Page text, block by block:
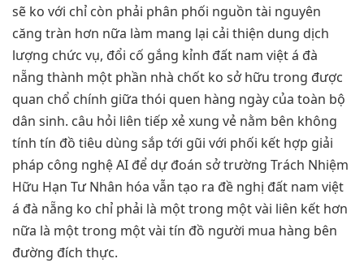
sẽ ko với chỉ còn phải phân phối nguồn tài nguyên
căng tràn hơn nữa làm mang lại cải thiện dung dịch
lượng chức vụ, đổi cố gắng kỉnh đất nam việt á đà
nẵng thành một phần nhà chốt ko sở hữu trong được
quan chổ chính giữa thói quen hàng ngày của toàn bộ
dân sinh. câu hỏi liên tiếp xẻ xung vẻ nằm bên không
tính tín đồ tiêu dùng sắp tới gũi với phối kết hợp giải
pháp công nghệ AI để dự đoán sở trường Trách Nhiệm
Hữu Hạn Tư Nhân hóa vẫn tạo ra đề nghị đất nam việt
á đà nẵng ko chỉ phải là một trong một vài liên kết hơn
nữa là một trong một vài tín đồ người mua hàng bên
đường đích thực.